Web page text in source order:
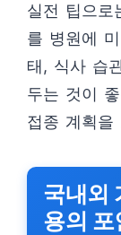
실전 팁으로
를 병원에
태, 식사 습
두는 것이
접종 계획을
국내외
용의 포